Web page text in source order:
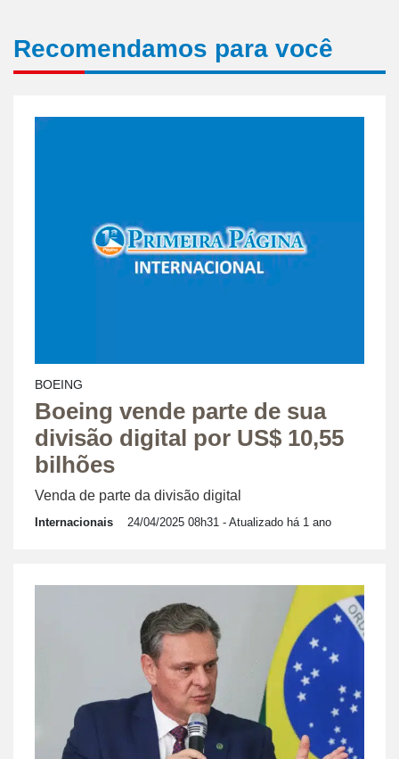
Recomendamos para você
BOEING
Boeing vende parte de sua
divisão digital por US$ 10,55
bilhões
Venda de parte da divisão digital
Internacionais 24/04/2025 08h31 - Atualizado há 1 ano